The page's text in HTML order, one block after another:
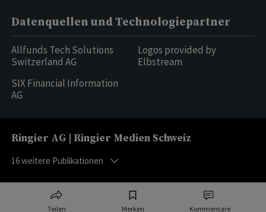
Teilen Merken Kommentare
Datenquellen und Technologiepartner
Allfunds Tech Solutions
Switzerland AG
SIX Financial Information
AG
Logos provided by
Elbstream
Ringier AG | Ringier Medien Schweiz
16weitere Publikationen